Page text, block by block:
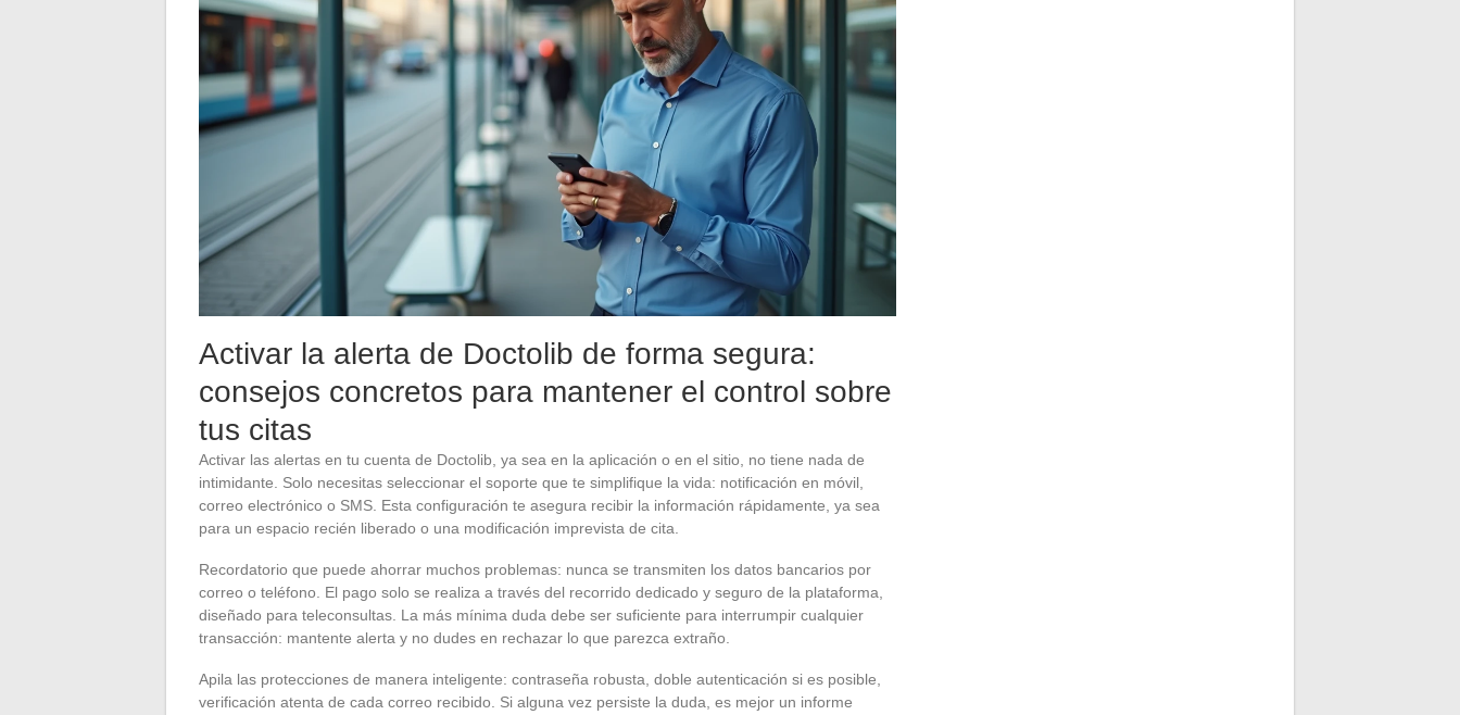
Activar la alerta de Doctolib de forma segura:
consejos concretos para mantener el control sobre
tus citas
Activar las alertas en tu cuenta de Doctolib, ya sea en la aplicación o en el sitio, no tiene nada de
intimidante. Solo necesitas seleccionar el soporte que te simplifique la vida: notificación en móvil,
correo electrónico o SMS. Esta configuración te asegura recibir la información rápidamente, ya sea
para un espacio recién liberado o una modificación imprevista de cita.
Recordatorio que puede ahorrar muchos problemas: nunca se transmiten los datos bancarios por
correo o teléfono. El pago solo se realiza a través del recorrido dedicado y seguro de la plataforma,
diseñado para teleconsultas. La más mínima duda debe ser suficiente para interrumpir cualquier
transacción: mantente alerta y no dudes en rechazar lo que parezca extraño.
Apila las protecciones de manera inteligente: contraseña robusta, doble autenticación si es posible,
verificación atenta de cada correo recibido. Si alguna vez persiste la duda, es mejor un informe